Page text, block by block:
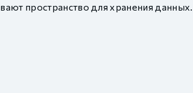
пространство для хранения данных.